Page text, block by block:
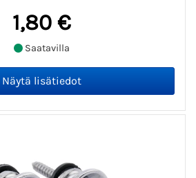
1,80 €
Saatavilla